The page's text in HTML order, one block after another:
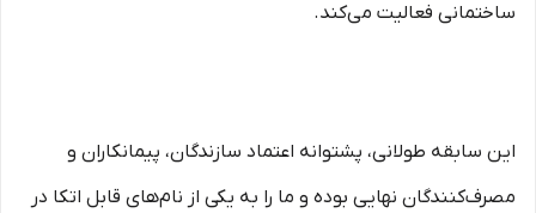
ساختمانی فعالیت می‌کند.
این سابقه طولانی، پشتوانه اعتماد سازندگان، پیمانکاران و
مصرف‌کنندگان نهایی بوده و ما را به یکی از نام‌های قابل اتکا در